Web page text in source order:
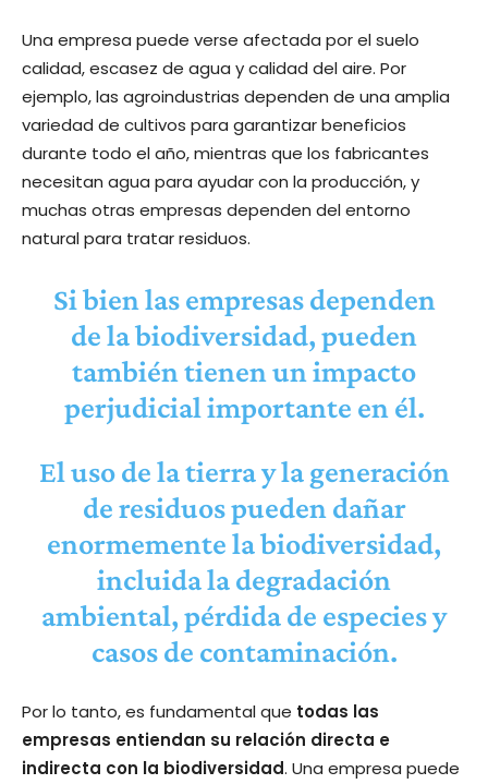
Una empresa puede verse afectada por el suelo
calidad, escasez de agua y calidad del aire. Por
ejemplo, las agroindustrias dependen de una amplia
variedad de cultivos para garantizar beneficios
durante todo el año, mientras que los fabricantes
necesitan agua para ayudar con la producción, y
muchas otras empresas dependen del entorno
natural para tratar residuos.
Si bien las empresas dependen
de la biodiversidad, pueden
también tienen un impacto
perjudicial importante en él.
El uso de la tierra y la generación
de residuos pueden dañar
enormemente la biodiversidad,
incluida la degradación
ambiental, pérdida de especies y
casos de contaminación.
Por lo tanto, es fundamental que todas las
empresas entiendan su relación directa e
indirecta con la biodiversidad. Una empresa puede